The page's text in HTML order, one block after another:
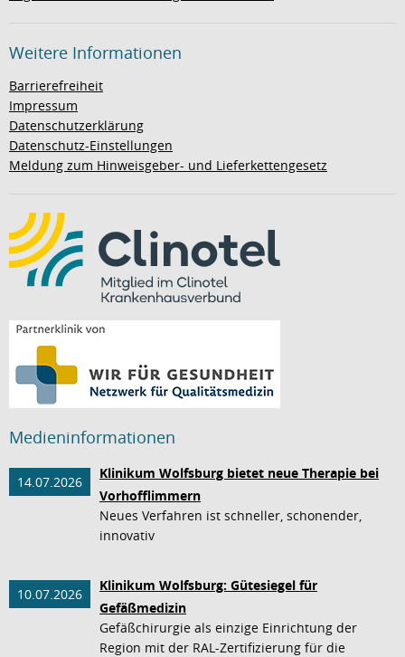
Weitere Informationen
Barrierefreiheit
Impressum
Datenschutzerklärung
Datenschutz-Einstellungen
Meldung zum Hinweisgeber- und Lieferkettengesetz
Medieninformationen
14.07.2026
Klinikum Wolfsburg bietet neue Therapie bei
Vorhofflimmern
Neues Verfahren ist schneller, schonender,
innovativ
10.07.2026
Klinikum Wolfsburg: Gütesiegel für
Gefäßmedizin
Gefäßchirurgie als einzige Einrichtung der
Region mit der RAL-Zertifizierung für die